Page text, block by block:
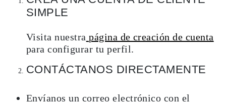
SIMPLE
Visita nuestra página de creación de cuenta
para configurar tu perfil.
CONTÁCTANOS DIRECTAMENTE
Envíanos un correo electrónico con el